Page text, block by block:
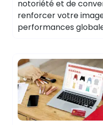
notoriété et de
renforcer votre
performances